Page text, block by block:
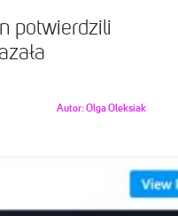
potwierdzili
Autor:Olga Oleksiak